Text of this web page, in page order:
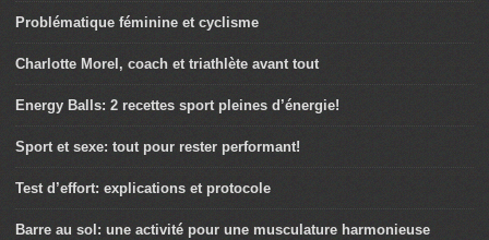
Problématique féminine et cyclisme
Charlotte Morel, coach et triathlète avant tout
Energy Balls: 2 recettes sport pleines d’énergie!
Sport et sexe: tout pour rester performant!
Test d’effort: explications et protocole
Barre au sol: une activité pour une musculature harmonieuse